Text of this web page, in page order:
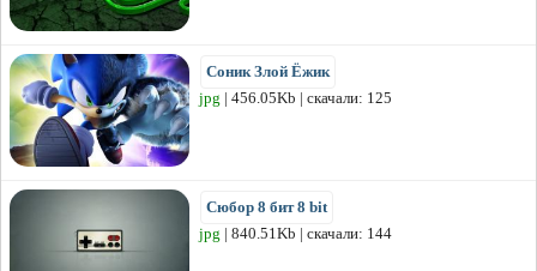
Соник Злой Ёжик
jpg | 456.05Kb | скачали: 125
Сюбор 8 бит 8 bit
jpg | 840.51Kb | скачали: 144